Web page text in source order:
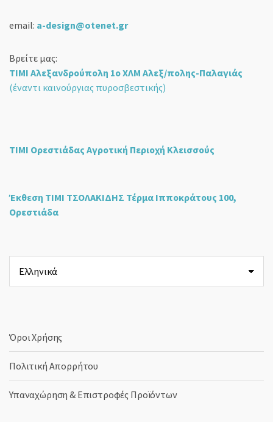
email: a-design@otenet.gr
Βρείτε μας:
ΤΙΜΙ Αλεξανδρούπολη 1ο ΧΛΜ Αλεξ/πολης-Παλαγιάς
(έναντι καινούργιας πυροσβεστικής)
ΤΙΜΙ Ορεστιάδας Αγροτική Περιοχή Κλεισσούς
Έκθεση ΤΙΜΙ ΤΣΟΛΑΚΙΔΗΣ Τέρμα Ιπποκράτους 100,
Ορεστιάδα
μια
γλώσσα
Όροι Χρήσης
Πολιτική Απορρήτου
Υπαναχώρηση & Επιστροφές Προϊόντων